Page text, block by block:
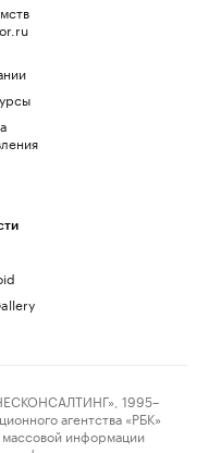
1995–
агентства «РБК»
массовой информации